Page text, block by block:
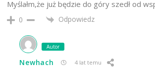
Myślałm,że już będzie do góry szedł od
0 Odpowiedz
Autor
Newhach 4 lat temu